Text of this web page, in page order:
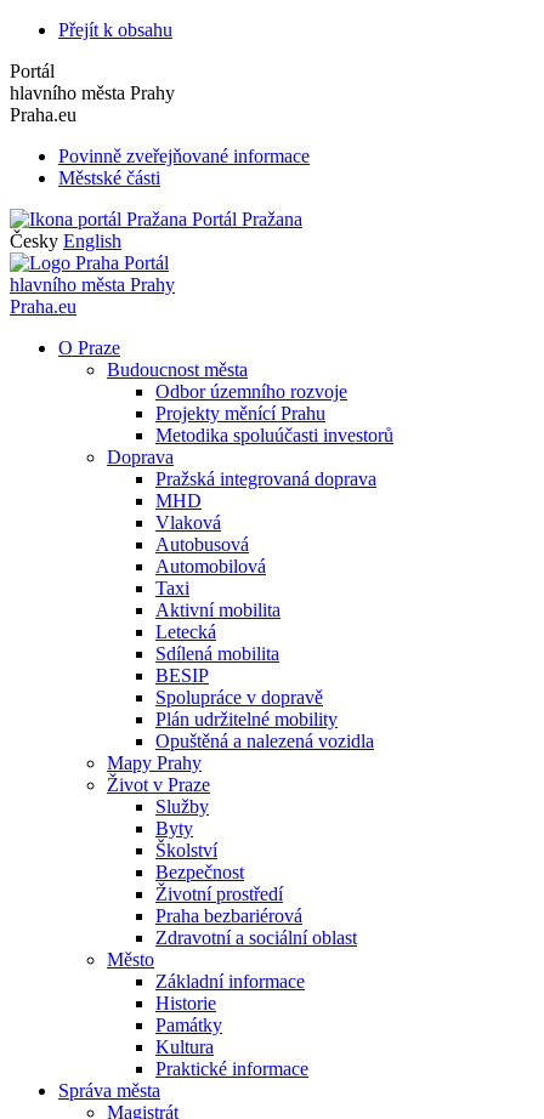
Přejít k obsahu
Portál
hlavního města Prahy
Praha.eu
Povinně zveřejňované informace
Městské části
Portál Pražana
Česky English
Portál
hlavního města Prahy
Praha.eu
O Praze
Budoucnost města
Odbor územního rozvoje
Projekty měnící Prahu
Metodika spoluúčasti investorů
Doprava
Pražská integrovaná doprava
MHD
Vlaková
Autobusová
Automobilová
Taxi
Aktivní mobilita
Letecká
Sdílená mobilita
BESIP
Spolupráce v dopravě
Plán udržitelné mobility
Opuštěná a nalezená vozidla
Mapy Prahy
Život v Praze
Služby
Byty
Školství
Bezpečnost
Životní prostředí
Praha bezbariérová
Zdravotní a sociální oblast
Město
Základní informace
Historie
Památky
Kultura
Praktické informace
Správa města
Magistrát